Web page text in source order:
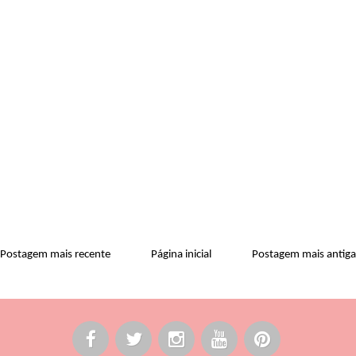
Postagem mais recente Postagem mais antiga
Página inicial